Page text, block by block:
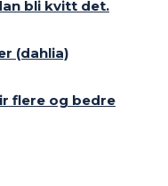
bli kvitt det.
(dahlia)
flere og bedre